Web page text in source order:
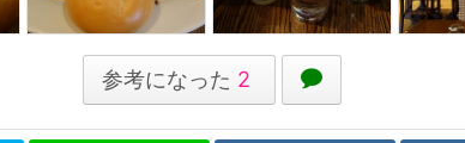
参考になった 2